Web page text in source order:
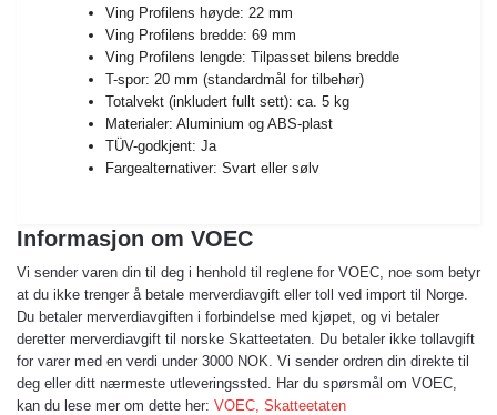
Ving Profilens høyde: 22 mm
Ving Profilens bredde: 69 mm
Ving Profilens lengde: Tilpasset bilens bredde
T-spor: 20 mm (standardmål for tilbehør)
Totalvekt (inkludert fullt sett): ca. 5 kg
Materialer: Aluminium og ABS-plast
TÜV-godkjent: Ja
Fargealternativer: Svart eller sølv
Informasjon om VOEC
Vi sender varen din til deg i henhold til reglene for VOEC, noe som betyr
at du ikke trenger å betale merverdiavgift eller toll ved import til Norge.
Du betaler merverdiavgiften i forbindelse med kjøpet, og vi betaler
deretter merverdiavgift til norske Skatteetaten. Du betaler ikke tollavgift
for varer med en verdi under 3000 NOK. Vi sender ordren din direkte til
deg eller ditt nærmeste utleveringssted. Har du spørsmål om VOEC,
kan du lese mer om dette her: VOEC, Skatteetaten